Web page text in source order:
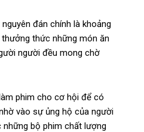
đán chính là khoảng
thức những món ăn
người đều mong chờ
phim cho cơ hội để có
vào sự ủng hộ của người
bộ phim chất lượng